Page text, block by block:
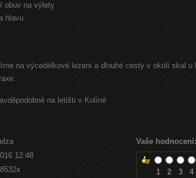
obuv na výlety
hlavu.
na výcedélkové lezení a dlouhé cesty v okolí skal u
na letišti v Kolíně
12:48
Vaše hodnocení:
1 2 3 4